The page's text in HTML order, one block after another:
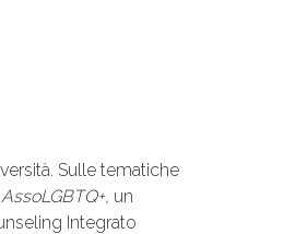
Sulle tematiche
AssoLGBTQ+, un
Integrato